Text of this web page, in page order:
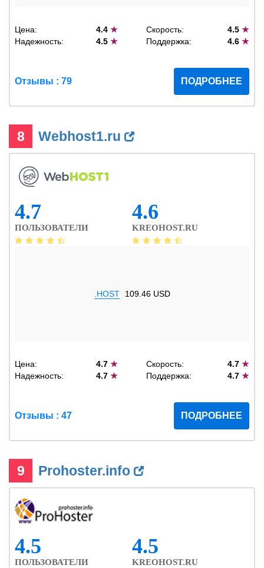
Цена: 4.4★ Скорость: 4.5 ★
Надежность:
4.5★ Поддержка: 4.6 ★
Отзывы : 79 ПОДРОБНЕЕ
8 Webhost1.ru
4.7
ПОЛЬЗОВАТЕЛИ
4.6
KREOHOST.RU
.HOST 109.46 USD
Цена: 4.7★ Скорость: 4.7 ★
Надежность:
4.7★ Поддержка: 4.7 ★
Отзывы : 47 ПОДРОБНЕЕ
9 Prohoster.info
4.5
ПОЛЬЗОВАТЕЛИ
4.5
KREOHOST.RU